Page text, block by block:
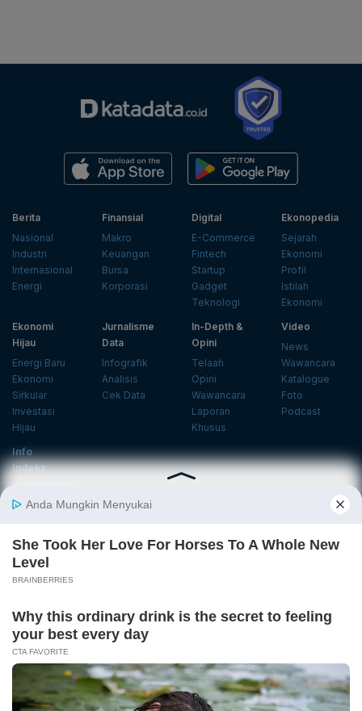
Berita
Nasional
Industri
Internasional
Energi
Finansial
Makro
Keuangan
Bursa
Korporasi
Digital
E-Commerce
Fintech
Startup
Gadget
Teknologi
Ekonopedia
Sejarah
Ekonomi
Profil
Istilah
Ekonomi
Ekonomi
Hijau
Energi Baru
Ekonomi
Sirkular
Investasi
Hijau
Jurnalisme
Data
Infografik
Analisis
Cek Data
In-Depth &
Opini
Telaah
Opini
Wawancara
Laporan
Khusus
Video
News
Wawancara
Katalogue
Foto
Podcast
Info
Indeks
Insight
Event
KatadataOto
Langganan Newsletter
Email
Ikuti Kami